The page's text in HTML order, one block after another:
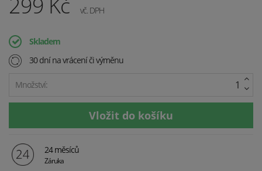
vč. DPH
Skladem
30 dní na vrácení či výměnu
Množství:
24 měsíců
Záruka